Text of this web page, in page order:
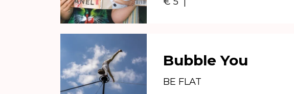
Bubble You
BE FLAT